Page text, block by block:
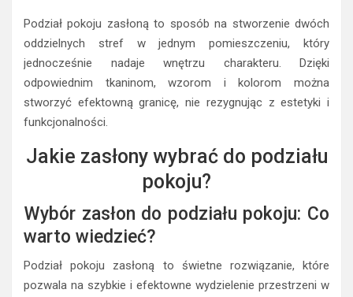
Podział pokoju zasłoną to sposób na stworzenie dwóch
oddzielnych stref w jednym pomieszczeniu, który
jednocześnie nadaje wnętrzu charakteru. Dzięki
odpowiednim tkaninom, wzorom i kolorom można
stworzyć efektowną granicę, nie rezygnując z estetyki i
funkcjonalności.
Jakie zasłony wybrać do podziału
pokoju?
Wybór zasłon do podziału pokoju: Co
warto wiedzieć?
Podział pokoju zasłoną to świetne rozwiązanie, które
pozwala na szybkie i efektowne wydzielenie przestrzeni w